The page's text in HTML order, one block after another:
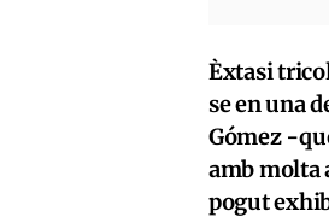
Èxtasi
se en una
Gómez -
amb molta
pogut